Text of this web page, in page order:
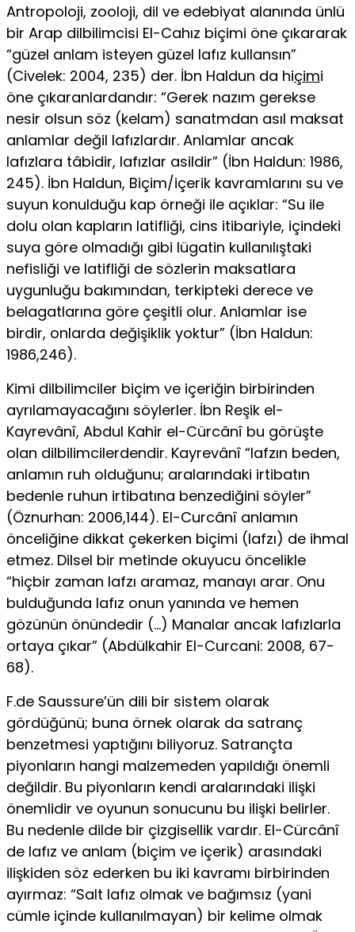
Antropoloji, zooloji, dil ve edebiyat alanında ünlü
bir Arap dilbilimcisi El-Cahız biçimi öne çıkararak
“güzel anlam isteyen güzel lafız kullansın”
(Civelek: 2004, 235) der. İbn Haldun da hiçimi
öne çıkaranlardandır: “Gerek nazım gerekse
nesir ol­sun söz (kelam) sanatmdan asıl maksat
anlamlar değil lafız­lardır. Anlamlar ancak
lafızlara tâbidir, lafızlar asildir” (İbn Haldun: 1986,
245). İbn Haldun, Biçim/içerik kavramlarını su ve
suyun konulduğu kap örneği ile açıklar: “Su ile
dolu olan kapların latifliği, cins itibariyle, içindeki
suya göre olmadığı gibi lügatin kullanılıştaki
nefisliği ve latifliği de sözlerin mak­satlara
uygunluğu bakımından, terkipteki derece ve
belagat­larına göre çeşitli olur. Anlamlar ise
birdir, onlarda değişiklik yoktur” (İbn Haldun:
1986,246).
Kimi dilbilimciler biçim ve içeriğin birbirinden
ayrılamaya­cağını söylerler. İbn Reşik el-
Kayrevânî, Abdul Kahir el-Cürcânî bu görüşte
olan dilbilimcilerdendir. Kayrevânî “lafzın beden,
anlamın ruh olduğunu; aralarındaki irtibatın
bedenle ruhun ir­tibatına benzediğini söyler”
(Öznurhan: 2006,144). El-Curcânî anlamın
önceliğine dikkat çekerken biçimi (lafzı) de ihmal
et­mez. Dilsel bir metinde okuyucu öncelikle
“hiçbir zaman lafzı aramaz, manayı arar. Onu
bulduğunda lafız onun yanında ve hemen
gözünün önündedir (…) Manalar ancak lafızlarla
or­taya çıkar” (Abdülkahir El-Curcani: 2008, 67-
68).
F.de Saussure’ün dili bir sistem olarak
gördüğünü; buna ör­nek olarak da satranç
benzetmesi yaptığını biliyoruz. Satranç­ta
piyonların hangi malzemeden yapıldığı önemli
değildir. Bu piyonların kendi aralarındaki ilişki
önemlidir ve oyunun sonu­cunu bu ilişki belirler.
Bu nedenle dilde bir çizgisellik vardır. El-Cürcânî
de lafız ve anlam (biçim ve içerik) arasındaki
iliş­kiden söz ederken bu iki kavramı birbirinden
ayırmaz: “Salt lafız olmak ve bağımsız (yani
cümle içinde kullanılmayan) bir kelime olmak